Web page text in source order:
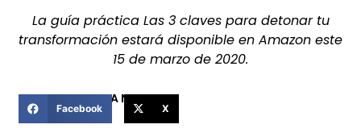
La guía práctica Las 3 claves para detonar tu
transformación estará disponible en Amazon este
15 de marzo de 2020.
COMPARTIR ESTA NOTICIA
Facebook X